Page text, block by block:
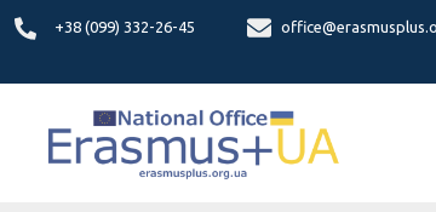
+38 (099) 332-26-45